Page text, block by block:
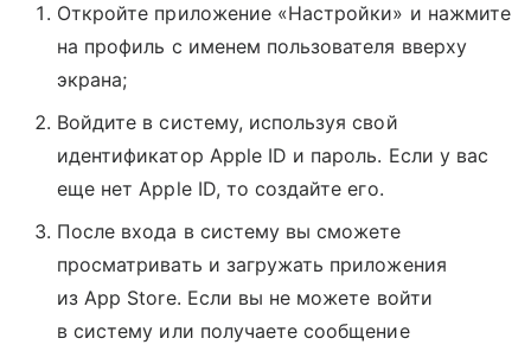
Откройте приложение «Настройки» и нажмите
на профиль с именем пользователя вверху
экрана;
Войдите в систему, используя свой
идентификатор Apple ID и пароль. Если у вас
еще нет Apple ID, то создайте его.
После входа в систему вы сможете
просматривать и загружать приложения
из App Store. Если вы не можете войти
в систему или получаете сообщение